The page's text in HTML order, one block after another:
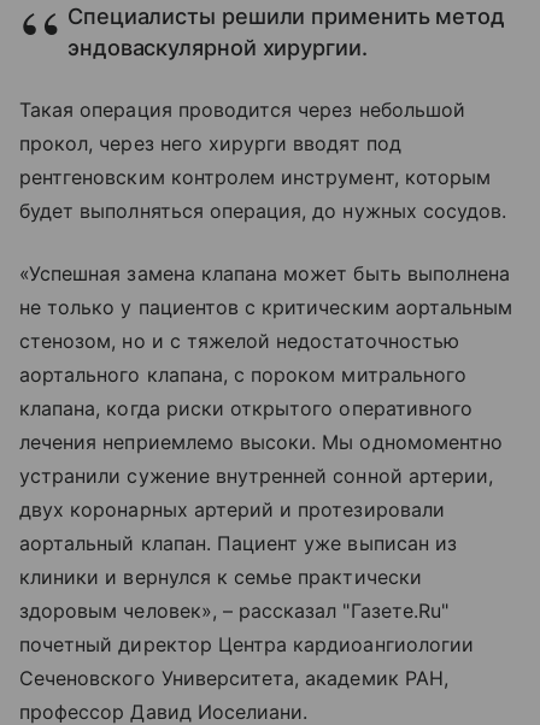
Специалисты решили применить метод
эндоваскулярной хирургии.
Такая операция проводится через небольшой
прокол, через него хирурги вводят под
рентгеновским контролем инструмент, которым
будет выполняться операция, до нужных сосудов.
«Успешная замена клапана может быть выполнена
не только у пациентов с критическим аортальным
стенозом, но и с тяжелой недостаточностью
аортального клапана, с пороком митрального
клапана, когда риски открытого оперативного
лечения неприемлемо высоки. Мы одномоментно
устранили сужение внутренней сонной артерии,
двух коронарных артерий и протезировали
аортальный клапан. Пациент уже выписан из
клиники и вернулся к семье практически
здоровым человек», – рассказал "Газете.Ru"
почетный директор Центра кардиоангиологии
Сеченовского Университета, академик РАН,
профессор Давид Иоселиани.